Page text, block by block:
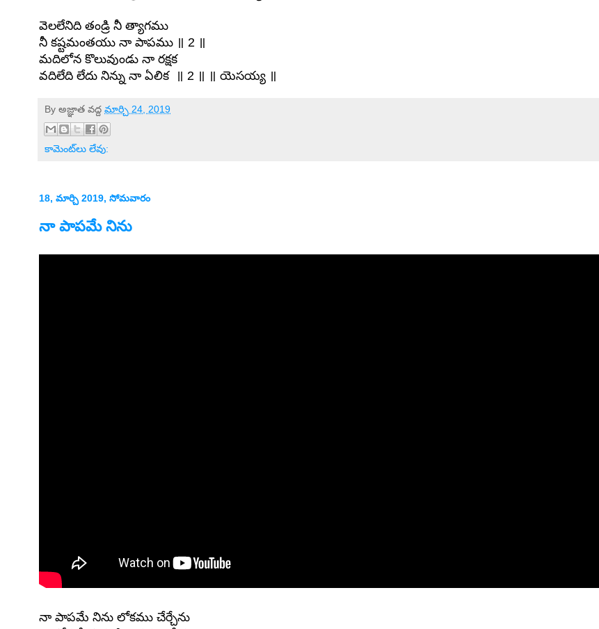
వెలలేనిది తండ్రి నీ త్యాగము
నీ కష్టమంతయు నా పాపము ॥ 2 ॥
మదిలోన కొలువుండు నా రక్షక
వదిలేది లేదు నిన్ను నా ఏలిక ॥ 2 ॥ ॥ యెసయ్య ॥
By అజ్ఞాత వద్ద మార్చి 24, 2019
కామెంట్‌లు లేవు:
18, మార్చి 2019, సోమవారం
నా పాపమే నిను
నా పాపమే నిను లోకము చేర్చేను